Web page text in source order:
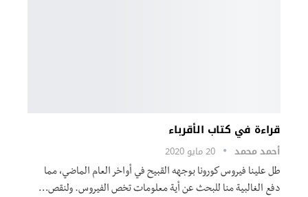
قراءة في كتاب الأقرباء
أحمد محمد 20 مايو 2020
طل علينا فيروس كورونا بوجهه القبيح في أواخر العام الماضي، مما
دفع الغالبية منا للبحث عن أية معلومات تخص الفيروس. ولنقص…